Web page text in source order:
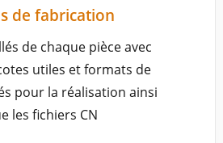
de fabrication
de chaque pièce avec
utiles et formats de
pour la réalisation ainsi
les fichiers CN